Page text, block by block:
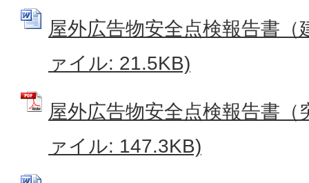
屋外広告物安全点検報告書（
ァイル: 21.5KB)
屋外広告物安全点検報告書（
ァイル: 147.3KB)